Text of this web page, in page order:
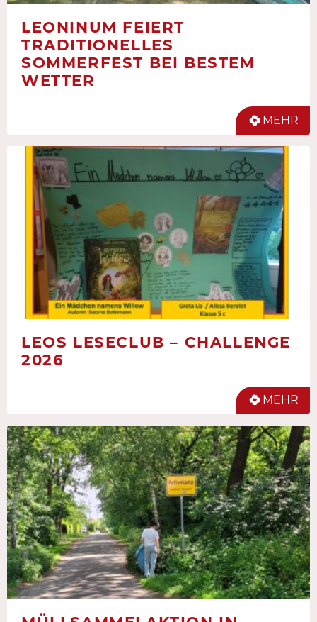
LEONINUM FEIERT
TRADITIONELLES
SOMMERFEST BEI BESTEM
WETTER
MEHR
LEOS LESECLUB – CHALLENGE
2026
MEHR